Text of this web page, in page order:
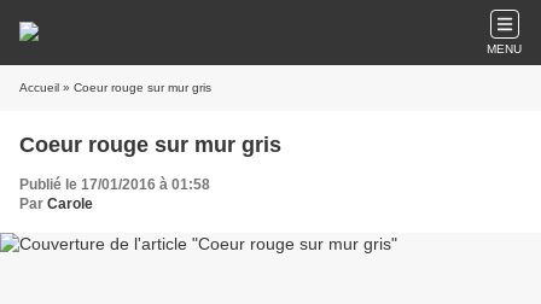
MENU
Accueil » Coeur rouge sur mur gris
Coeur rouge sur mur gris
Publié le 17/01/2016 à 01:58
Par Carole